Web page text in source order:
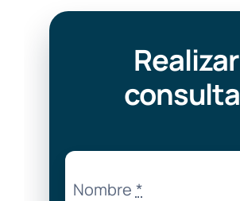
Realizar
consulta
Nombre *